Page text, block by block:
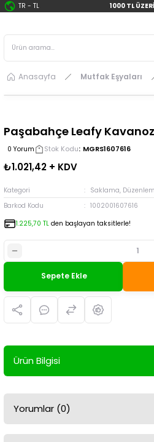
TR - TL 1000 TL
Anasayfa Mutfak Eşyaları
Paşabahçe Leafy
0 Yorum Stok Kodu MGRS1607616
₺1.021,42 + KDV
Kategori
Saklama,
Barkod Kodu
1002001607616
1.225,70 TL den başlayan taksitlerle!
Sepete Ekle
Ürün Bilgisi
Yorumlar (0)